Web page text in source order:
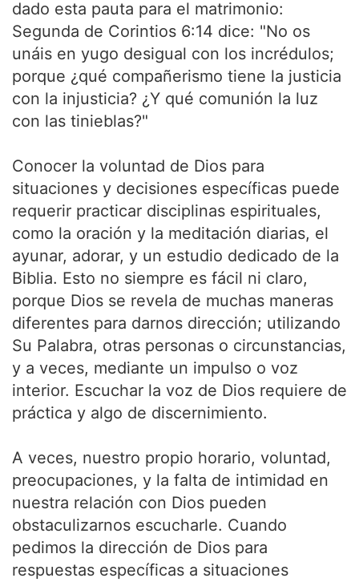
dado esta pauta para el matrimonio:
Segunda de Corintios 6:14 dice: "No os
unáis en yugo desigual con los incrédulos;
porque ¿qué compañerismo tiene la justicia
con la injusticia? ¿Y qué comunión la luz
con las tinieblas?"
Conocer la voluntad de Dios para
situaciones y decisiones específicas puede
requerir practicar disciplinas espirituales,
como la oración y la meditación diarias, el
ayunar, adorar, y un estudio dedicado de la
Biblia. Esto no siempre es fácil ni claro,
porque Dios se revela de muchas maneras
diferentes para darnos dirección; utilizando
Su Palabra, otras personas o circunstancias,
y a veces, mediante un impulso o voz
interior. Escuchar la voz de Dios requiere de
práctica y algo de discernimiento.
A veces, nuestro propio horario, voluntad,
preocupaciones, y la falta de intimidad en
nuestra relación con Dios pueden
obstaculizarnos escucharle. Cuando
pedimos la dirección de Dios para
respuestas específicas a situaciones